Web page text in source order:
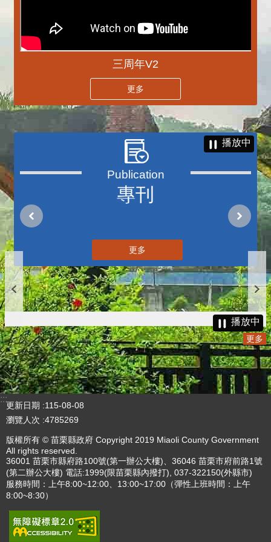
三周年V2
更多
專刊
播放中
更多
播放中
更多
:::
更新日期
115-08-08
瀏覽人次 4785269
版權所有 © 苗栗縣政府 Copyright 2019 Miaoli County Government
All rights reserved.
36001 苗栗市縣府路100號(第一辦公大樓)、36046 苗栗市府前路1號
(第二辦公大樓) 電話:1999(限苗栗縣內撥打), 037-322150(外縣市)
服務時間：上午8:00~12:00、13:00~17:00（彈性上班時間：上午
8:00~8:30）